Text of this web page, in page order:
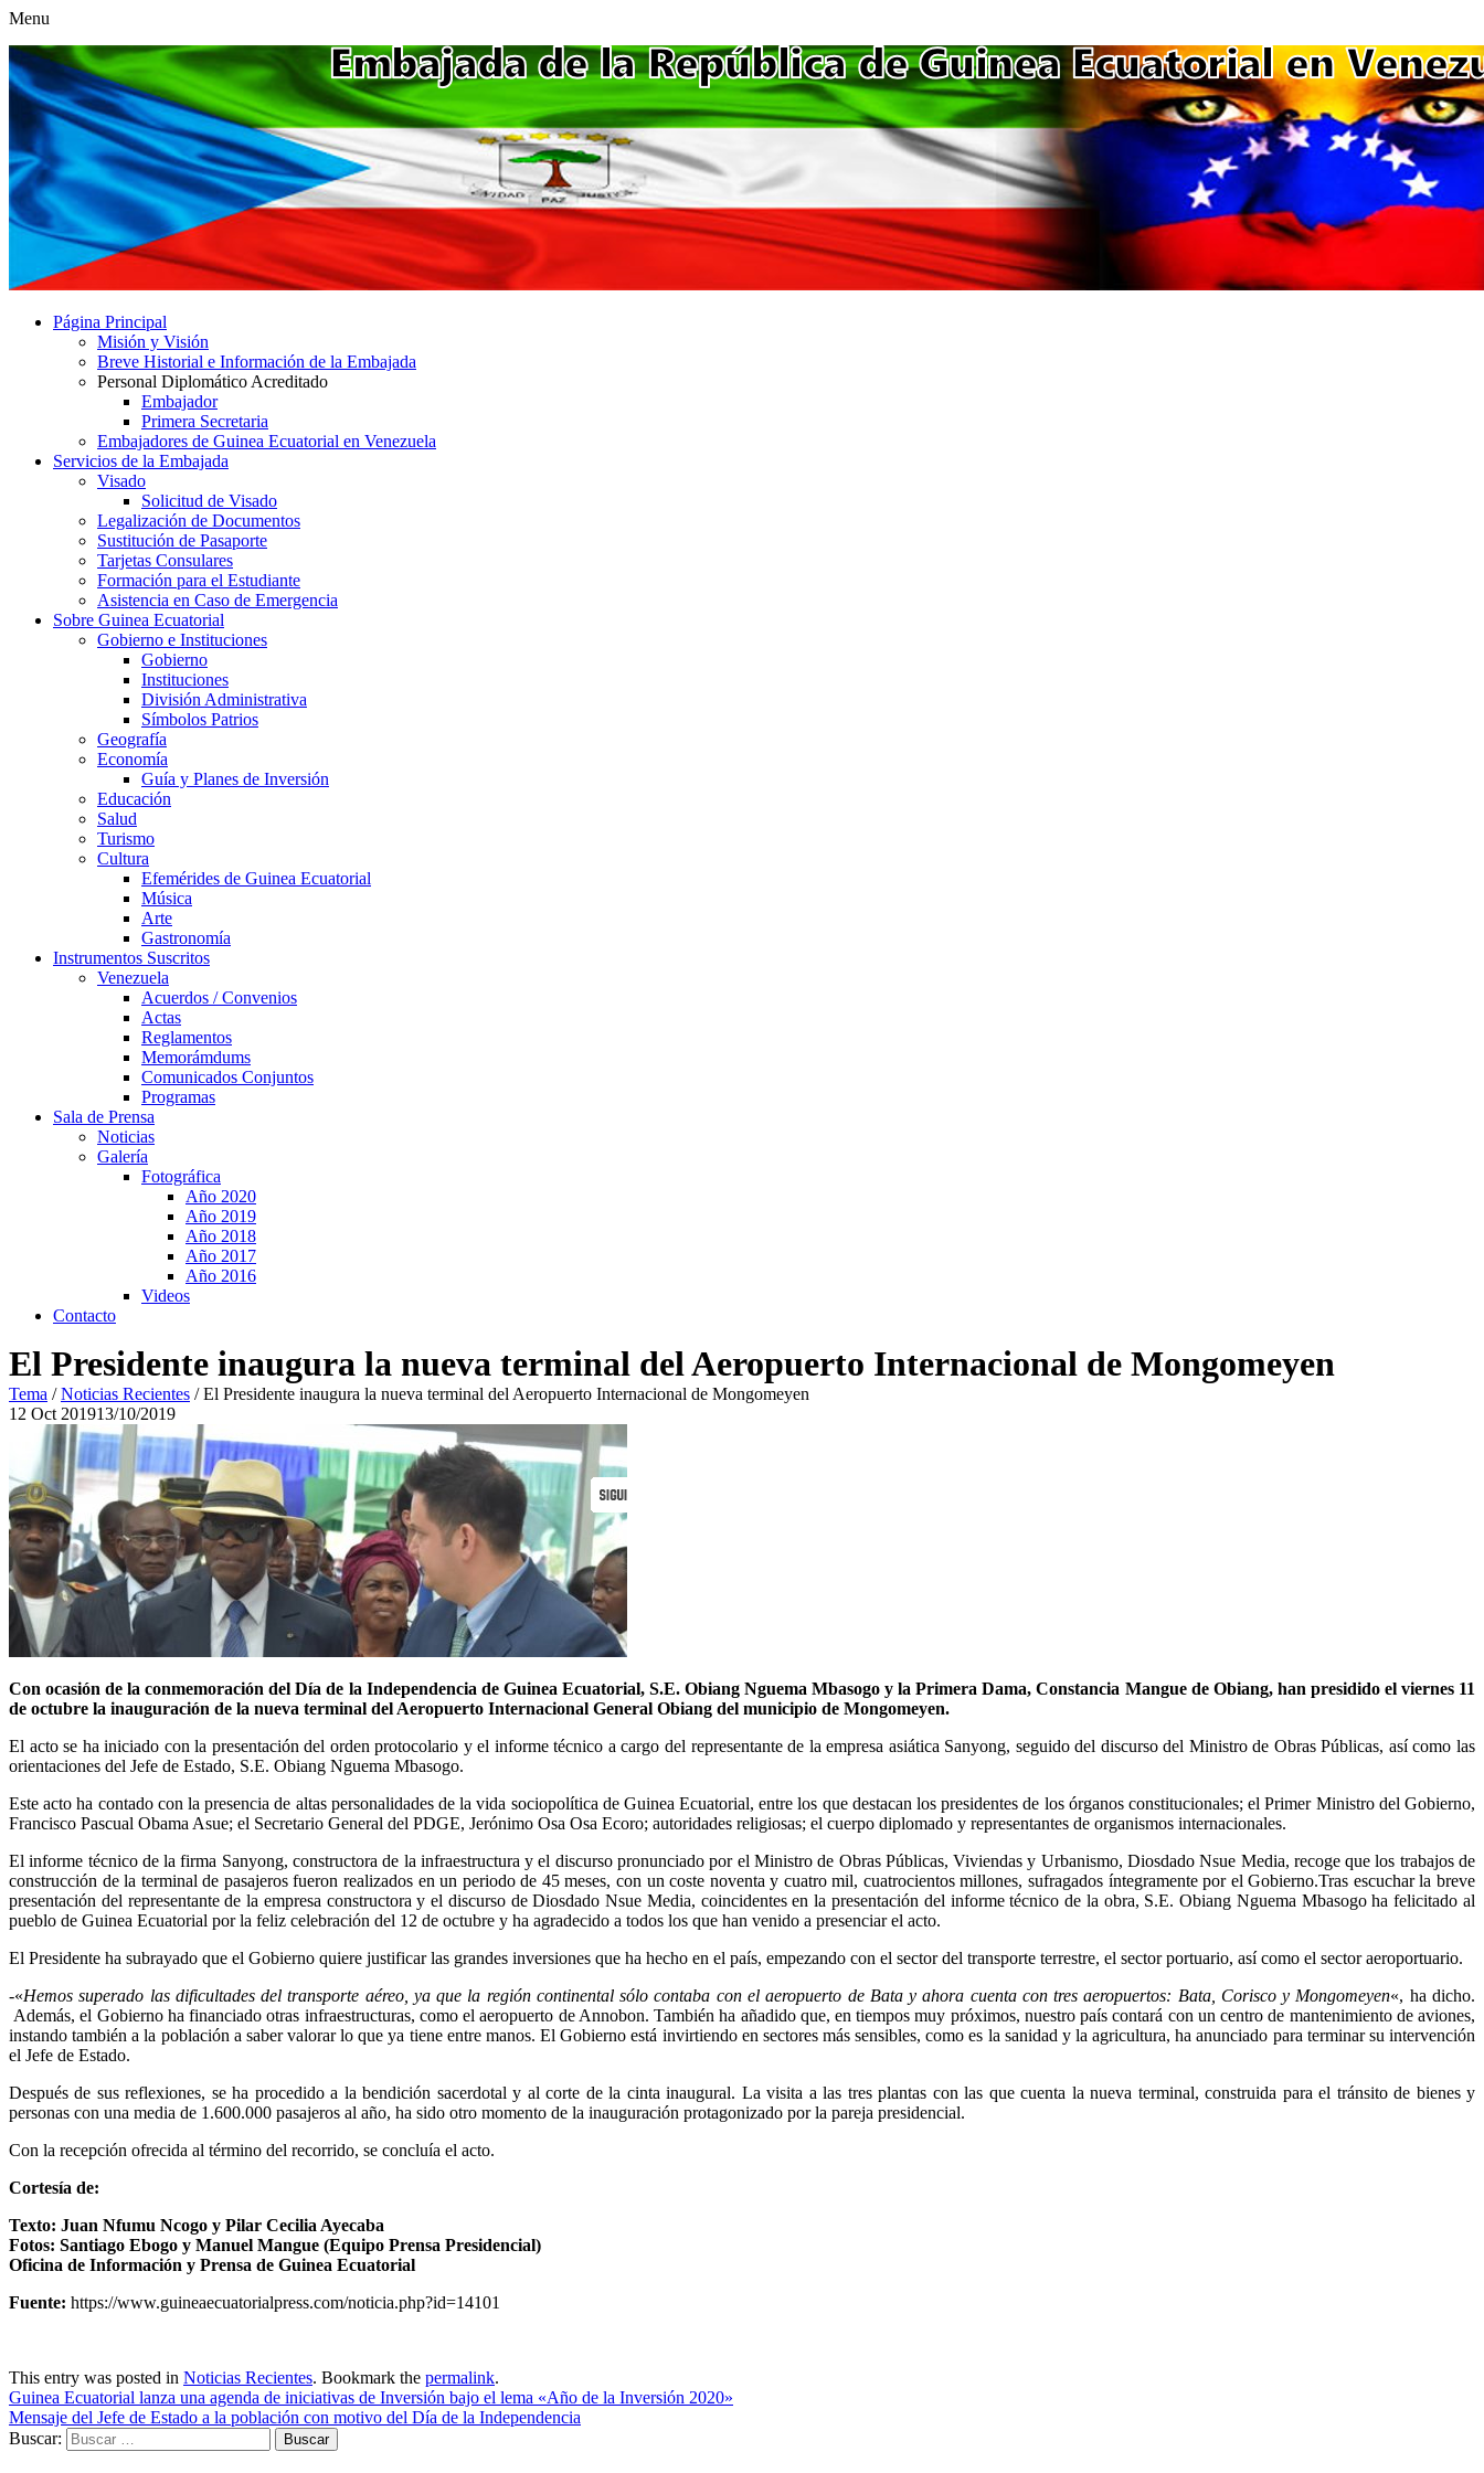
Menu
Página Principal
Misión y Visión
Breve Historial e Información de la Embajada
Personal Diplomático Acreditado
Embajador
Primera Secretaria
Embajadores de Guinea Ecuatorial en Venezuela
Servicios de la Embajada
Visado
Solicitud de Visado
Legalización de Documentos
Sustitución de Pasaporte
Tarjetas Consulares
Formación para el Estudiante
Asistencia en Caso de Emergencia
Sobre Guinea Ecuatorial
Gobierno e Instituciones
Gobierno
Instituciones
División Administrativa
Símbolos Patrios
Geografía
Economía
Guía y Planes de Inversión
Educación
Salud
Turismo
Cultura
Efemérides de Guinea Ecuatorial
Música
Arte
Gastronomía
Instrumentos Suscritos
Venezuela
Acuerdos / Convenios
Actas
Reglamentos
Memorámdums
Comunicados Conjuntos
Programas
Sala de Prensa
Noticias
Galería
Fotográfica
Año 2020
Año 2019
Año 2018
Año 2017
Año 2016
Videos
Contacto
El Presidente inaugura la nueva terminal del Aeropuerto Internacional de Mongomeyen
Tema /Noticias Recientes /El Presidente inaugura la nueva terminal del Aeropuerto Internacional de Mongomeyen
12 Oct 201913/10/2019
Con ocasión de la conmemoración del Día de la Independencia de Guinea Ecuatorial, S.E. Obiang Nguema Mbasogo y la Primera Dama, Constancia Mangue de Obiang, han presidido el viernes 11
de octubre la inauguración de la nueva terminal del Aeropuerto Internacional General Obiang del municipio de Mongomeyen.
El acto se ha iniciado con la presentación del orden protocolario y el informe técnico a cargo del representante de la empresa asiática Sanyong, seguido del discurso del Ministro de Obras Públicas, así como las
orientaciones del Jefe de Estado, S.E. Obiang Nguema Mbasogo.
Este acto ha contado con la presencia de altas personalidades de la vida sociopolítica de Guinea Ecuatorial, entre los que destacan los presidentes de los órganos constitucionales; el Primer Ministro del Gobierno,
Francisco Pascual Obama Asue; el Secretario General del PDGE, Jerónimo Osa Osa Ecoro; autoridades religiosas; el cuerpo diplomado y representantes de organismos internacionales.
El informe técnico de la firma Sanyong, constructora de la infraestructura y el discurso pronunciado por el Ministro de Obras Públicas, Viviendas y Urbanismo, Diosdado Nsue Media, recoge que los trabajos de
construcción de la terminal de pasajeros fueron realizados en un periodo de 45 meses, con un coste noventa y cuatro mil, cuatrocientos millones, sufragados íntegramente por el Gobierno.Tras escuchar la breve
presentación del representante de la empresa constructora y el discurso de Diosdado Nsue Media, coincidentes en la presentación del informe técnico de la obra, S.E. Obiang Nguema Mbasogo ha felicitado al
pueblo de Guinea Ecuatorial por la feliz celebración del 12 de octubre y ha agradecido a todos los que han venido a presenciar el acto.
El Presidente ha subrayado que el Gobierno quiere justificar las grandes inversiones que ha hecho en el país, empezando con el sector del transporte terrestre, el sector portuario, así como el sector aeroportuario.
-«Hemos superado las dificultades del transporte aéreo, ya que la región continental sólo contaba con el aeropuerto de Bata y ahora cuenta con tres aeropuertos: Bata, Corisco y Mongomeyen«, ha dicho.
Además, el Gobierno ha financiado otras infraestructuras, como el aeropuerto de Annobon. También ha añadido que, en tiempos muy próximos, nuestro país contará con un centro de mantenimiento de aviones,
instando también a la población a saber valorar lo que ya tiene entre manos. El Gobierno está invirtiendo en sectores más sensibles, como es la sanidad y la agricultura, ha anunciado para terminar su intervención
el Jefe de Estado.
Después de sus reflexiones, se ha procedido a la bendición sacerdotal y al corte de la cinta inaugural. La visita a las tres plantas con las que cuenta la nueva terminal, construida para el tránsito de bienes y
personas con una media de 1.600.000 pasajeros al año, ha sido otro momento de la inauguración protagonizado por la pareja presidencial.
Con la recepción ofrecida al término del recorrido, se concluía el acto.
Cortesía de:
Texto: Juan Nfumu Ncogo y Pilar Cecilia Ayecaba
Fotos: Santiago Ebogo y Manuel Mangue (Equipo Prensa Presidencial)
Oficina de Información y Prensa de Guinea Ecuatorial
Fuente: https://www.guineaecuatorialpress.com/noticia.php?id=14101
This entry was posted in Noticias Recientes. Bookmark the permalink.
Guinea Ecuatorial lanza una agenda de iniciativas de Inversión bajo el lema «Año de la Inversión 2020»
Mensaje del Jefe de Estado a la población con motivo del Día de la Independencia
Buscar: